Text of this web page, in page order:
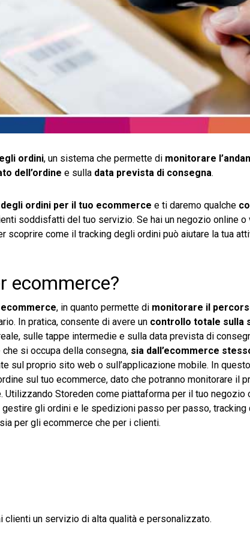
ordini, un sistema che permette di monitorare
dell’ordine e sulla data prevista di consegna.
ordini per il tuo ecommerce e ti daremo qualche
soddisfatti del tuo servizio. Se hai un negozio online o
come il tracking degli ordini può aiutare la tua
ecommerce?
ecommerce, in quanto permette di monitorare il
In pratica, consente di avere un controllo totale sulla
sulle tappe intermedie e sulla data prevista di
che si occupa della consegna, sia dall’ecommerce
sul proprio sito web o sull’applicazione mobile. In
sul tuo ecommerce, dato che potranno monitorare il
Storeden come piattaforma per il tuo negozio
gli ordini e le spedizioni passo per passo, tracking
sia per gli ecommerce che per i clienti.
clienti un servizio di alta qualità e personalizzato.